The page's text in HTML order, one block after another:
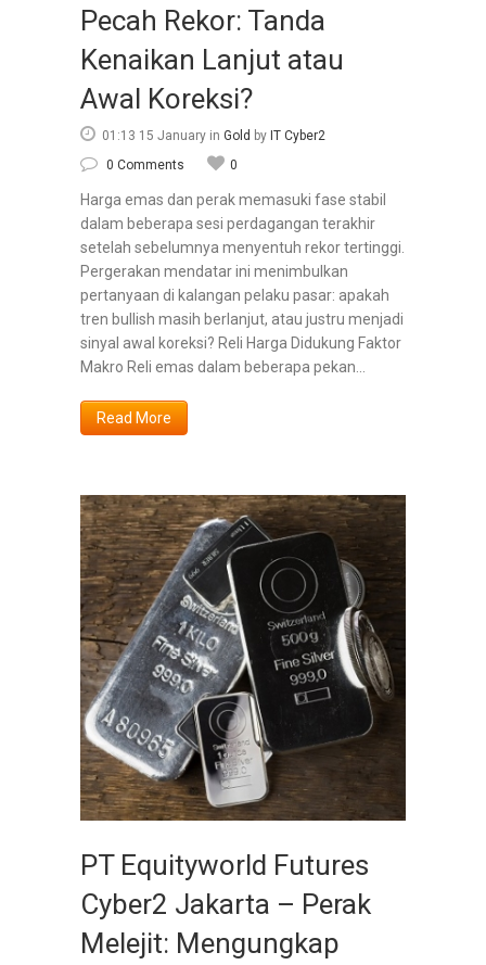
Pecah Rekor: Tanda
Kenaikan Lanjut atau
Awal Koreksi?
01:13 15 January in Gold by IT Cyber2
0 Comments
0
Harga emas dan perak memasuki fase stabil
dalam beberapa sesi perdagangan terakhir
setelah sebelumnya menyentuh rekor tertinggi.
Pergerakan mendatar ini menimbulkan
pertanyaan di kalangan pelaku pasar: apakah
tren bullish masih berlanjut, atau justru menjadi
sinyal awal koreksi? Reli Harga Didukung Faktor
Makro Reli emas dalam beberapa pekan...
Read More
PT Equityworld Futures
Cyber2 Jakarta – Perak
Melejit: Mengungkap